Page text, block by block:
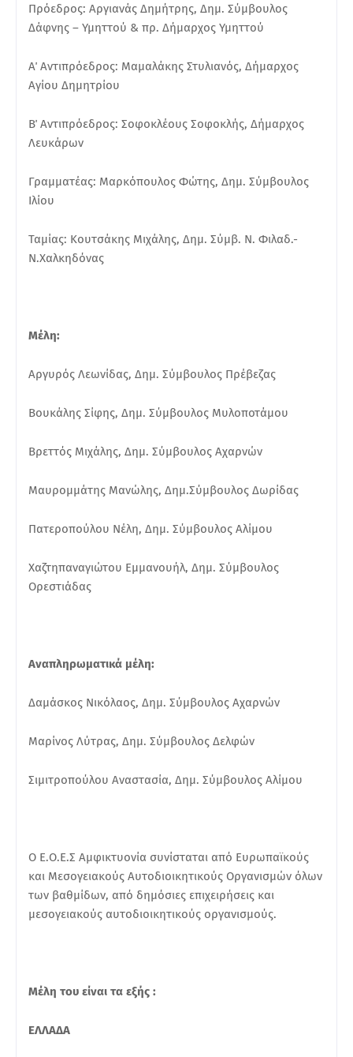
Πρόεδρος: Αργιανάς Δημήτρης, Δημ. Σύμβουλος
Δάφνης – Υμηττού & πρ. Δήμαρχος Υμηττού
Α΄ Αντιπρόεδρος: Μαμαλάκης Στυλιανός, Δήμαρχος
Αγίου Δημητρίου
Β΄ Αντιπρόεδρος: Σοφοκλέους Σοφοκλής, Δήμαρχος
Λευκάρων
Γραμματέας: Μαρκόπουλος Φώτης, Δημ. Σύμβουλος
Ιλίου
Ταμίας: Κουτσάκης Μιχάλης, Δημ. Σύμβ. Ν. Φιλαδ.-
Ν.Χαλκηδόνας
Μέλη:
Αργυρός Λεωνίδας, Δημ. Σύμβουλος Πρέβεζας
Βουκάλης Σίφης, Δημ. Σύμβουλος Μυλοποτάμου
Βρεττός Μιχάλης, Δημ. Σύμβουλος Αχαρνών
Μαυρομμάτης Μανώλης, Δημ.Σύμβουλος Δωρίδας
Πατεροπούλου Νέλη, Δημ. Σύμβουλος Αλίμου
Χαζτηπαναγιώτου Εμμανουήλ, Δημ. Σύμβουλος
Ορεστιάδας
Αναπληρωματικά μέλη:
Δαμάσκος Νικόλαος, Δημ. Σύμβουλος Αχαρνών
Μαρίνος Λύτρας, Δημ. Σύμβουλος Δελφών
Σιμιτροπούλου Αναστασία, Δημ. Σύμβουλος Αλίμου
Ο Ε.Ο.Ε.Σ Αμφικτυονία συνίσταται από Ευρωπαϊκούς
και Μεσογειακούς Αυτοδιοικητικούς Οργανισμών όλων
των βαθμίδων, από δημόσιες επιχειρήσεις και
μεσογειακούς αυτοδιοικητικούς οργανισμούς.
Μέλη του είναι τα εξής :
ΕΛΛΑΔΑ